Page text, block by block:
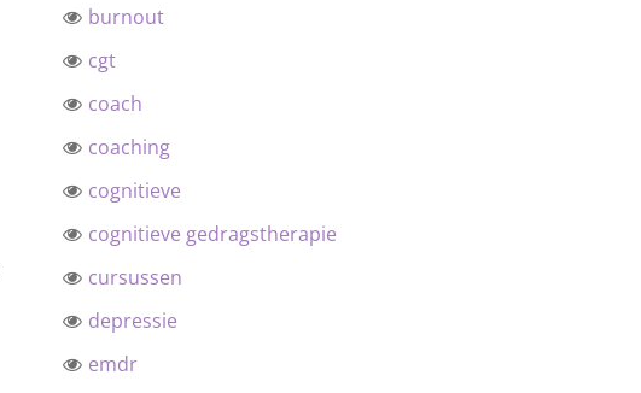
burnout
cgt
coach
coaching
cognitieve
cognitieve gedragstherapie
cursussen
depressie
emdr